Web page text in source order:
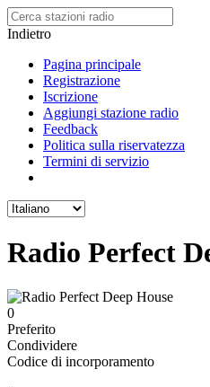
Indietro
Pagina principale
Registrazione
Iscrizione
Aggiungi stazione radio
Feedback
Politica sulla riservatezza
Termini di servizio
Radio Perfect
0
Preferito
Condividere
Codice di incorporamento